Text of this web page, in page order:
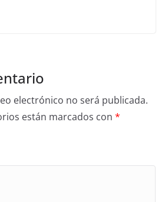
electrónico no será publicada.
están marcados con *